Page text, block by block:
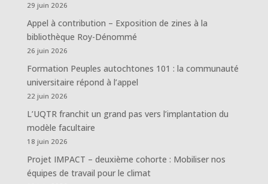
29 juin 2026
Appel à contribution – Exposition de zines à la
bibliothèque Roy-Dénommé
26 juin 2026
Formation Peuples autochtones 101 : la communauté
universitaire répond à l’appel
22 juin 2026
L’UQTR franchit un grand pas vers l’implantation du
modèle facultaire
18 juin 2026
Projet IMPACT – deuxième cohorte : Mobiliser nos
équipes de travail pour le climat